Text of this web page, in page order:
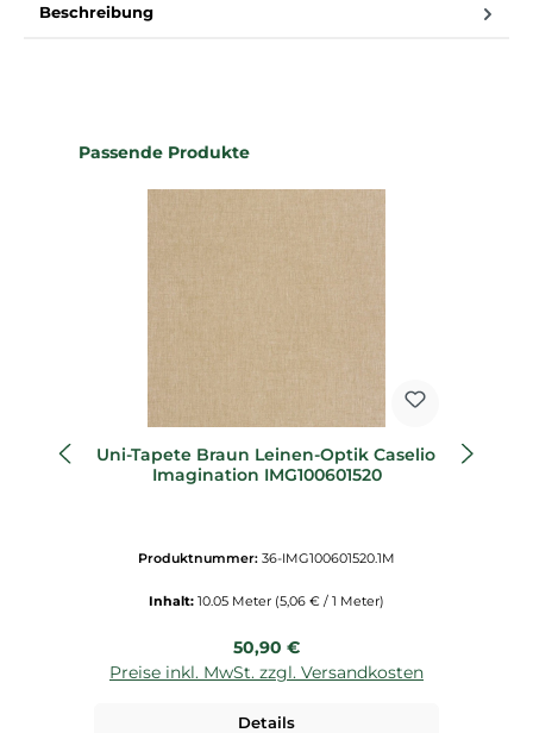
Beschreibung
Produktgalerie überspringen
Passende Produkte
Uni-Tapete Braun Leinen-Optik Caselio
Imagination IMG100601520
Produktnummer: 36-IMG100601520.1M
Inhalt: 10.05 Meter (5,06 € / 1 Meter)
Regulärer Preis:
50,90 €
Preise inkl. MwSt. zzgl. Versandkosten
Details